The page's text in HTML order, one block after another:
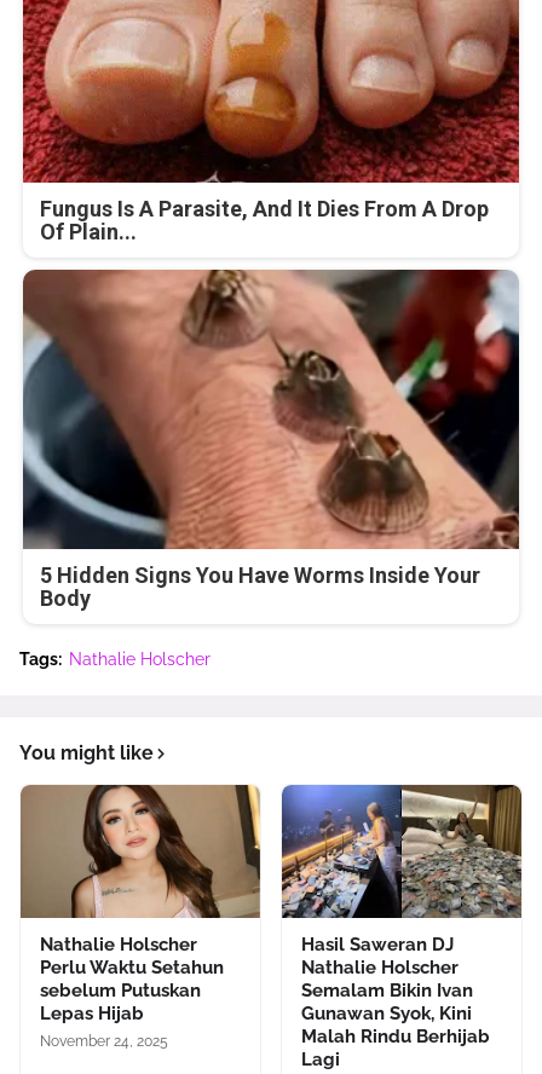
Fungus Is A Parasite, And It Dies From A Drop
Of Plain...
5 Hidden Signs You Have Worms Inside Your
Body
Tags: Nathalie Holscher
You might like
Nathalie Holscher
Perlu Waktu Setahun
sebelum Putuskan
Lepas Hijab
November 24, 2025
Hasil Saweran DJ
Nathalie Holscher
Semalam Bikin Ivan
Gunawan Syok, Kini
Malah Rindu Berhijab
Lagi